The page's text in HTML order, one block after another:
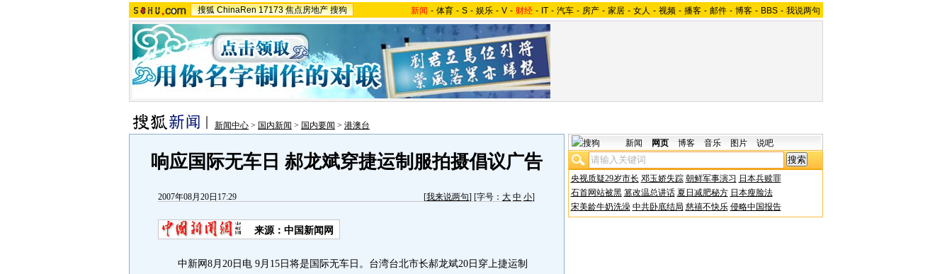
搜狐 ChinaRen 17173 焦点房地产 搜狗 新闻 - 体育 - S - 娱乐 - V - 财经 - IT - 汽车 - 房产 - 家居 - 女人 - 视频 - 播客 - 邮件 - 博客 - BBS - 我说两句
新闻中心 > 国内新闻 > 国内要闻 > 港澳台
响应国际无车日 郝龙斌穿捷运制服拍摄倡议广告
2007年08月20日17:29 [我来说两句] [字号： 大 中 小]
来源：中国新闻网
中新网8月20日电 9月15日将是国际无车日。台湾台北市长郝龙斌20日穿上捷运制
新闻 网页 博客 音乐 图片 说吧
央视质疑29岁市长 邓玉娇失踪 朝鲜军事演习 日本兵赎罪
石首网站被黑 篡改温总讲话 夏日减肥秘方 日本瘦脸法
宋美龄牛奶洗澡 中共卧底结局 慈禧不快乐 侵略中国报告